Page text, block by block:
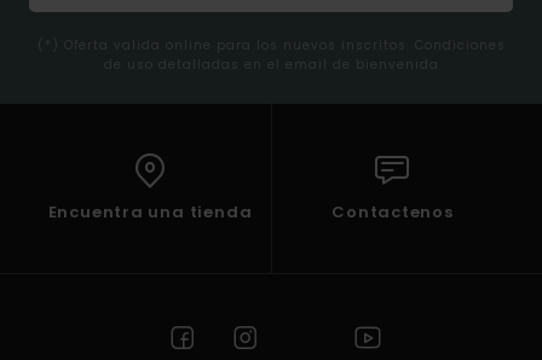
(*) Oferta valida online para los nuevos inscritos. Condiciones
de uso detalladas en el email de bienvenida
Encuentra una tienda Contactenos